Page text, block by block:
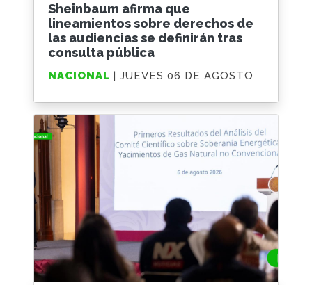
Sheinbaum afirma que
lineamientos sobre derechos de
las audiencias se definirán tras
consulta pública
NACIONAL | JUEVES 06 DE AGOSTO